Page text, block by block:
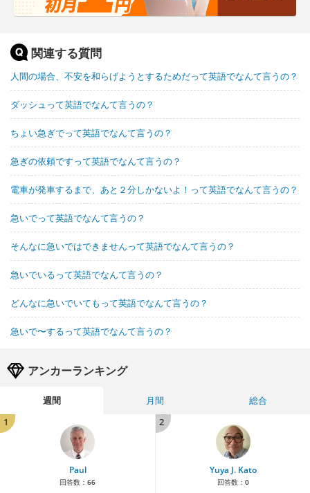
関連する質問
人間の場合、不安を和らげようとするためだって英語でなんて言うの？
ダッシュって英語でなんて言うの？
ちょい急ぎでって英語でなんて言うの？
急ぎの依頼ですって英語でなんて言うの？
電車が発車するまで、あと２分しかないよ！って英語でなんて言うの？
急いでって英語でなんて言うの？
そんなに急いではできませんって英語でなんて言うの？
急いでいるって英語でなんて言うの？
どんなに急いでいてもって英語でなんて言うの？
急いで〜するって英語でなんて言うの？
アンカーランキング
週間 月間
総合
1
Paul
回答数： 66
2
Yuya J. Kato
回答数： 0